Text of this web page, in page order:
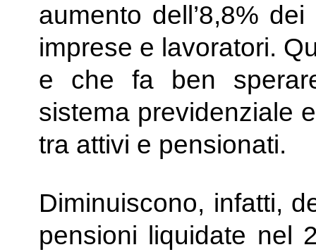
aumento dell’8,8%
imprese e lavoratori.
e che fa ben
sistema previdenziale
tra attivi e pensionati.
Diminuiscono, infatti,
pensioni liquidate nel